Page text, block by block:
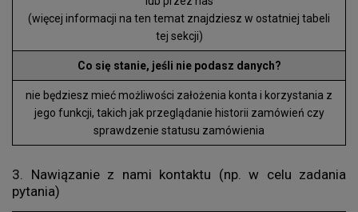
(więcej informacji na ten temat znajdziesz w ostatniej tabeli
tej sekcji)
Co się stanie, jeśli nie podasz danych?
nie będziesz mieć możliwości założenia konta i korzystania z
jego funkcji, takich jak przeglądanie historii zamówień czy
sprawdzenie statusu zamówienia
3. Nawiązanie z nami kontaktu (np. w celu zadania
pytania)